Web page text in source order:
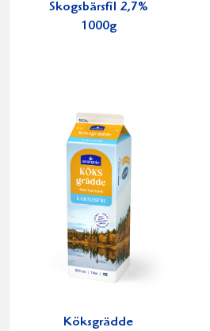
Skogsbärsfil 2,7%
1000g
Köksgrädde